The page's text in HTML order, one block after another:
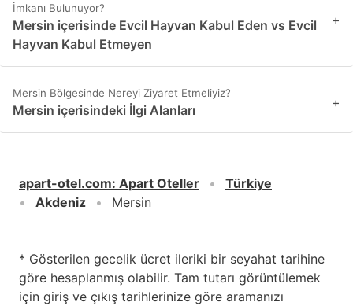
İmkanı Bulunuyor?
Mersin içerisinde Evcil Hayvan Kabul Eden vs Evcil
Hayvan Kabul Etmeyen
+
Mersin Bölgesinde Nereyi Ziyaret Etmeliyiz?
Mersin içerisindeki İlgi Alanları +
apart-otel.com: Apart Oteller
Türkiye
Akdeniz
Mersin
* Gösterilen gecelik ücret ileriki bir seyahat tarihine
göre hesaplanmış olabilir. Tam tutarı görüntülemek
için giriş ve çıkış tarihlerinize göre aramanızı